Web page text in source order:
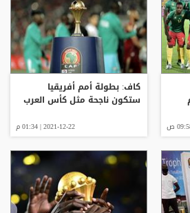
كاف: بطولة أمم أفريقيا
ستكون ناجحة مثل كأس العرب
2021-12-22 | 01:34 م